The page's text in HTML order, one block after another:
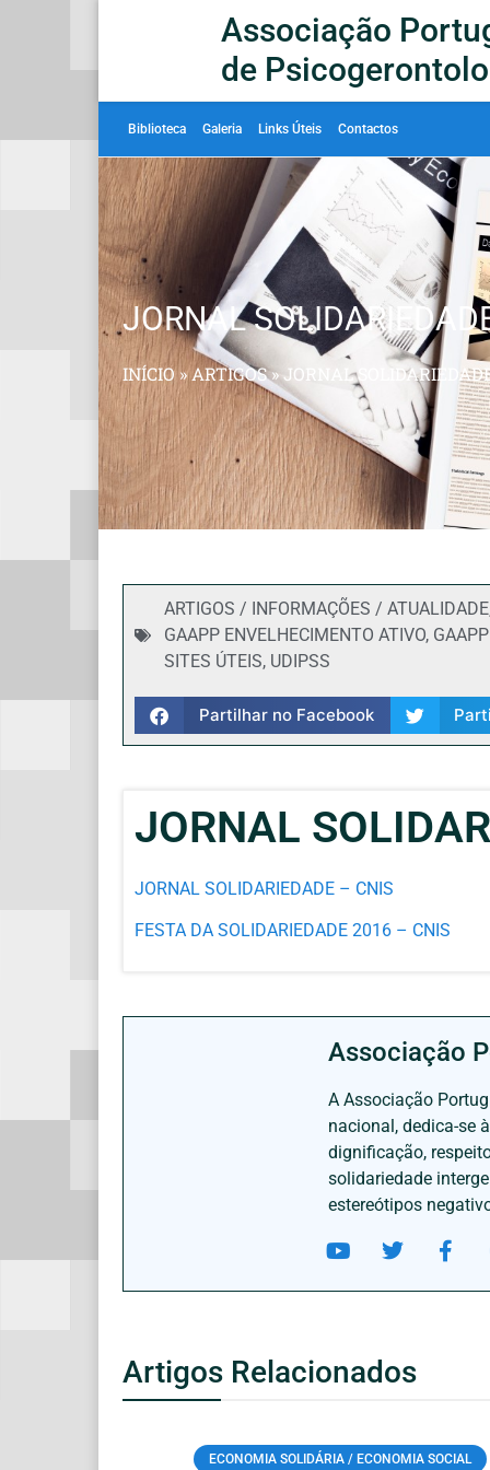
Associação
de
Biblioteca Galeria Links Úteis Contactos
JORNAL
INÍCIO»ARTIGOS» JORNAL
ARTIGOS / INFORMAÇÕES / ATUALIDADE
GAAPP ENVELHECIMENTO ATIVO,
SITES ÚTEIS, UDIPSS
Partilhar no Facebook
JORNAL
JORNAL SOLIDARIEDADE – CNIS
FESTA DA SOLIDARIEDADE 2016 – CNIS
Associação
A Associação
nacional, dedica-se
dignificação,
solidariedade
estereótipos
Artigos Relacionados
ECONOMIA SOLIDÁRIA / ECONOMIA SOCIAL